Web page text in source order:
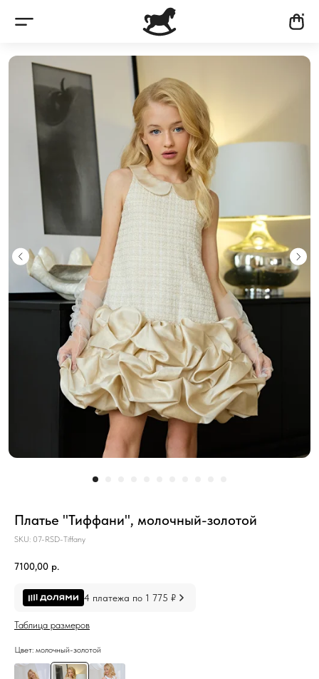
Платье "Тиффани", молочный-золотой
SKU: 07-RSD-Tiffany
7100,00 р.
4 платежа по 1 775 ₽
Таблица размеров
Цвет: молочный-золотой